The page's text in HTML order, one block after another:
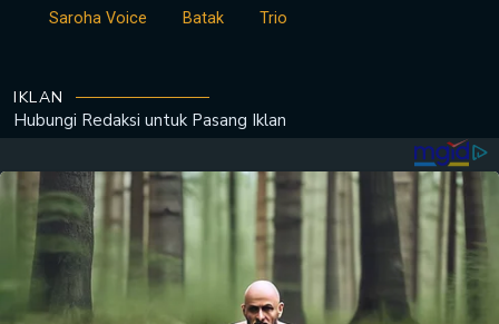
Saroha Voice Batak Trio
IKLAN
Hubungi Redaksi untuk Pasang Iklan